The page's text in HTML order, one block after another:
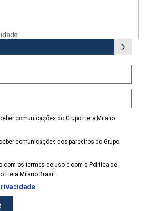
comunicações do Grupo Fiera Milano
comunicações dos parceiros do Grupo
com os termos de uso e com a Política de
Fiera Milano Brasil.